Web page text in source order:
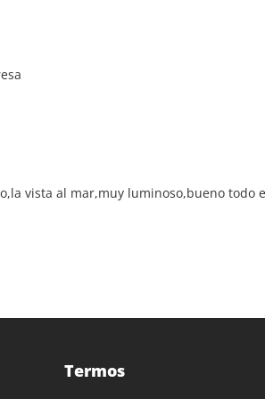
vista al mar,muy luminoso,bueno todo
Termos